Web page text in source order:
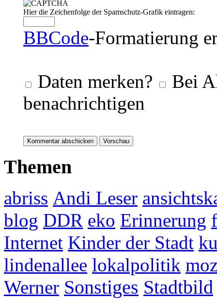
Hier die Zeichenfolge der Spamschutz-Grafik eintragen:
BBCode-Formatierung
Daten merken?
Bei
benachrichtigen
Themen
abriss Andi Leser
blog DDR eko Erinnerung
Internet Kinder der Stadt
lindenallee lokalpolitik
Werner Sonstiges Stadtbild